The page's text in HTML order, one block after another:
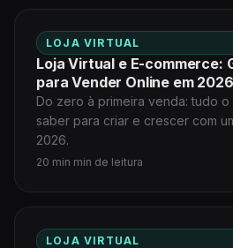
LOJA VIRTUAL
Loja Virtual e E-commerce:
para Vender Online em 2026
Do zero à primeira venda: tudo
saber para criar e crescer com
2026.
20 min min de leitura
LOJA VIRTUAL